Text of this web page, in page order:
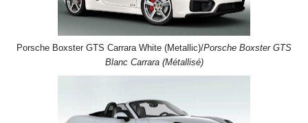
Porsche Boxster GTS Carrara White (Metallic)/Porsche Boxster GTS
Blanc Carrara (Métallisé)